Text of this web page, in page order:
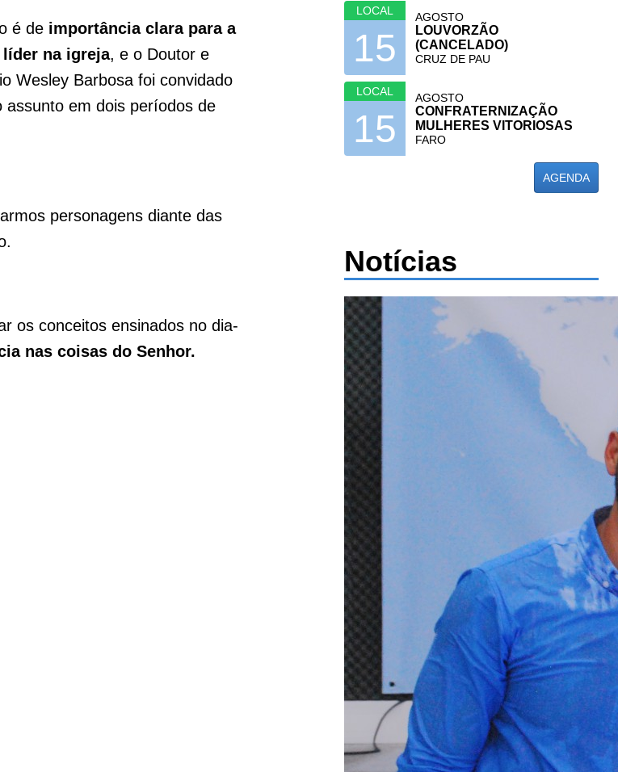
é de importância clara para a
na igreja, e o Doutor e
Wesley Barbosa foi convidado
assunto em dois períodos de
personagens diante das
os conceitos ensinados no dia-
nas coisas do Senhor.
LOCAL
15
AGOSTO
LOUVORZÃO
(CANCELADO)
CRUZ DE PAU
LOCAL
15
AGOSTO
CONFRATERNIZAÇÃO
MULHERES VITORIOSAS
FARO
AGENDA
Notícias